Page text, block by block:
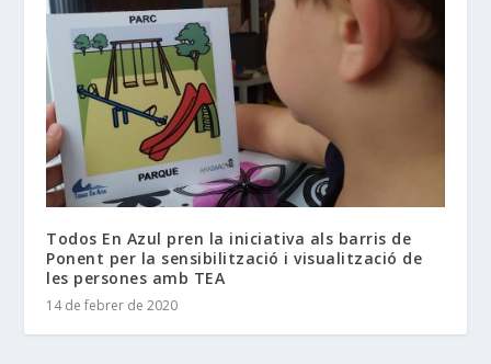
Todos En Azul pren la iniciativa als barris de
Ponent per la sensibilització i visualització de
les persones amb TEA
14 de febrer de 2020